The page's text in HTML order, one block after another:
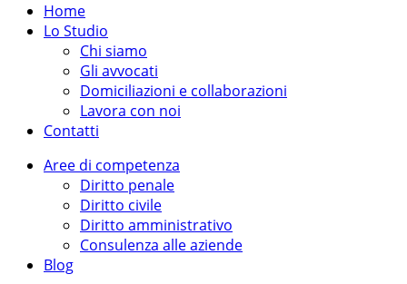
Home
Lo Studio
Chi siamo
Gli avvocati
Domiciliazioni e collaborazioni
Lavora con noi
Contatti
Aree di competenza
Diritto penale
Diritto civile
Diritto amministrativo
Consulenza alle aziende
Blog